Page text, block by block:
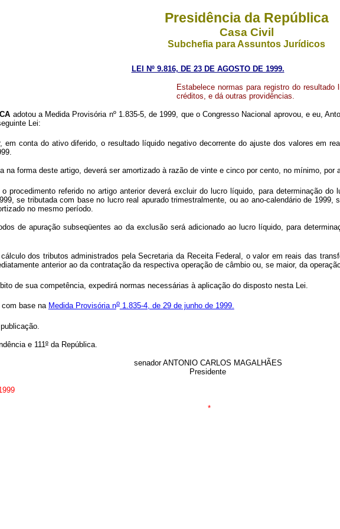
Presidência da República
Casa Civil
Subchefia para Assuntos Jurídicos
LEI Nº 9.816, DE 23 DE AGOSTO DE 1999.
Estabelece normas para registro do
créditos, e dá outras providências.
adotou a Medida Provisória nº 1.835-5, de 1999, que o Congresso Nacional aprovou, e eu,
Lei:
conta do ativo diferido, o resultado líquido negativo decorrente do ajuste dos valores em
na forma deste artigo, deverá ser amortizado à razão de vinte e cinco por cento, no mínimo, por
referido no artigo anterior deverá excluir do lucro líquido, para determinação
se tributada com base no lucro real apurado trimestralmente, ou ao ano-calendário de
no mesmo período.
de apuração subseqüentes ao da exclusão será adicionado ao lucro líquido, para
dos tributos administrados pela Secretaria da Receita Federal, o valor em reais das
anterior ao da contratação da respectiva operação de câmbio ou, se maior, da
de sua competência, expedirá normas necessárias à aplicação do disposto nesta Lei.
base na Medida Provisória no1.835-4, de 29 de junho de 1999.
e 111ºda República.
senador ANTONIO CARLOS MAGALHÃES
Presidente
*